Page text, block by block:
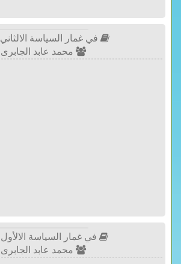
في غمار السياسة الالثاني PDF
محمد عابد الجابرى
في غمار السياسة الالأول PDF
محمد عابد الجابرى